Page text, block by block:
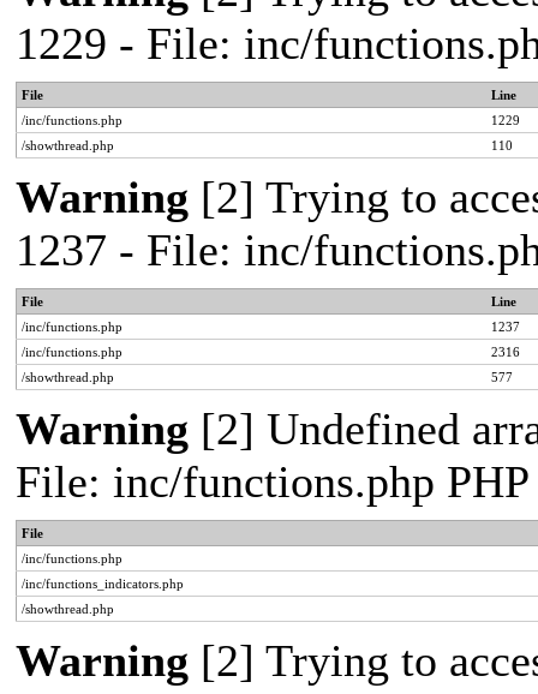
1229 - File: inc/
File
Line
/inc/functions.php
1229
/showthread.php
110
Warning [2] Trying to
1237 - File: inc/
File
Line
/inc/functions.php
1237
/inc/functions.php
2316
/showthread.php
577
Warning [2] Undefined
File: inc/functions.php
File
/inc/functions.php
/inc/functions_indicators.php
/showthread.php
Warning [2] Trying to